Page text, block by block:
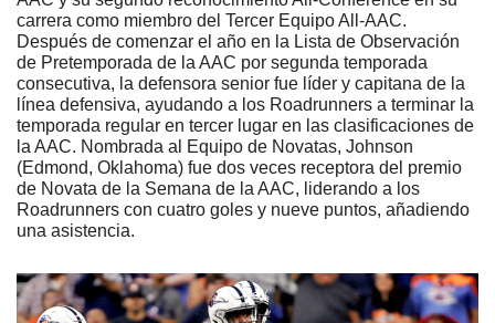
carrera como miembro del Tercer Equipo All-AAC.
Después de comenzar el año en la Lista de Observación
de Pretemporada de la AAC por segunda temporada
consecutiva, la defensora senior fue líder y capitana de la
línea defensiva, ayudando a los Roadrunners a terminar la
temporada regular en tercer lugar en las clasificaciones de
la AAC. Nombrada al Equipo de Novatas, Johnson
(Edmond, Oklahoma) fue dos veces receptora del premio
de Novata de la Semana de la AAC, liderando a los
Roadrunners con cuatro goles y nueve puntos, añadiendo
una asistencia.